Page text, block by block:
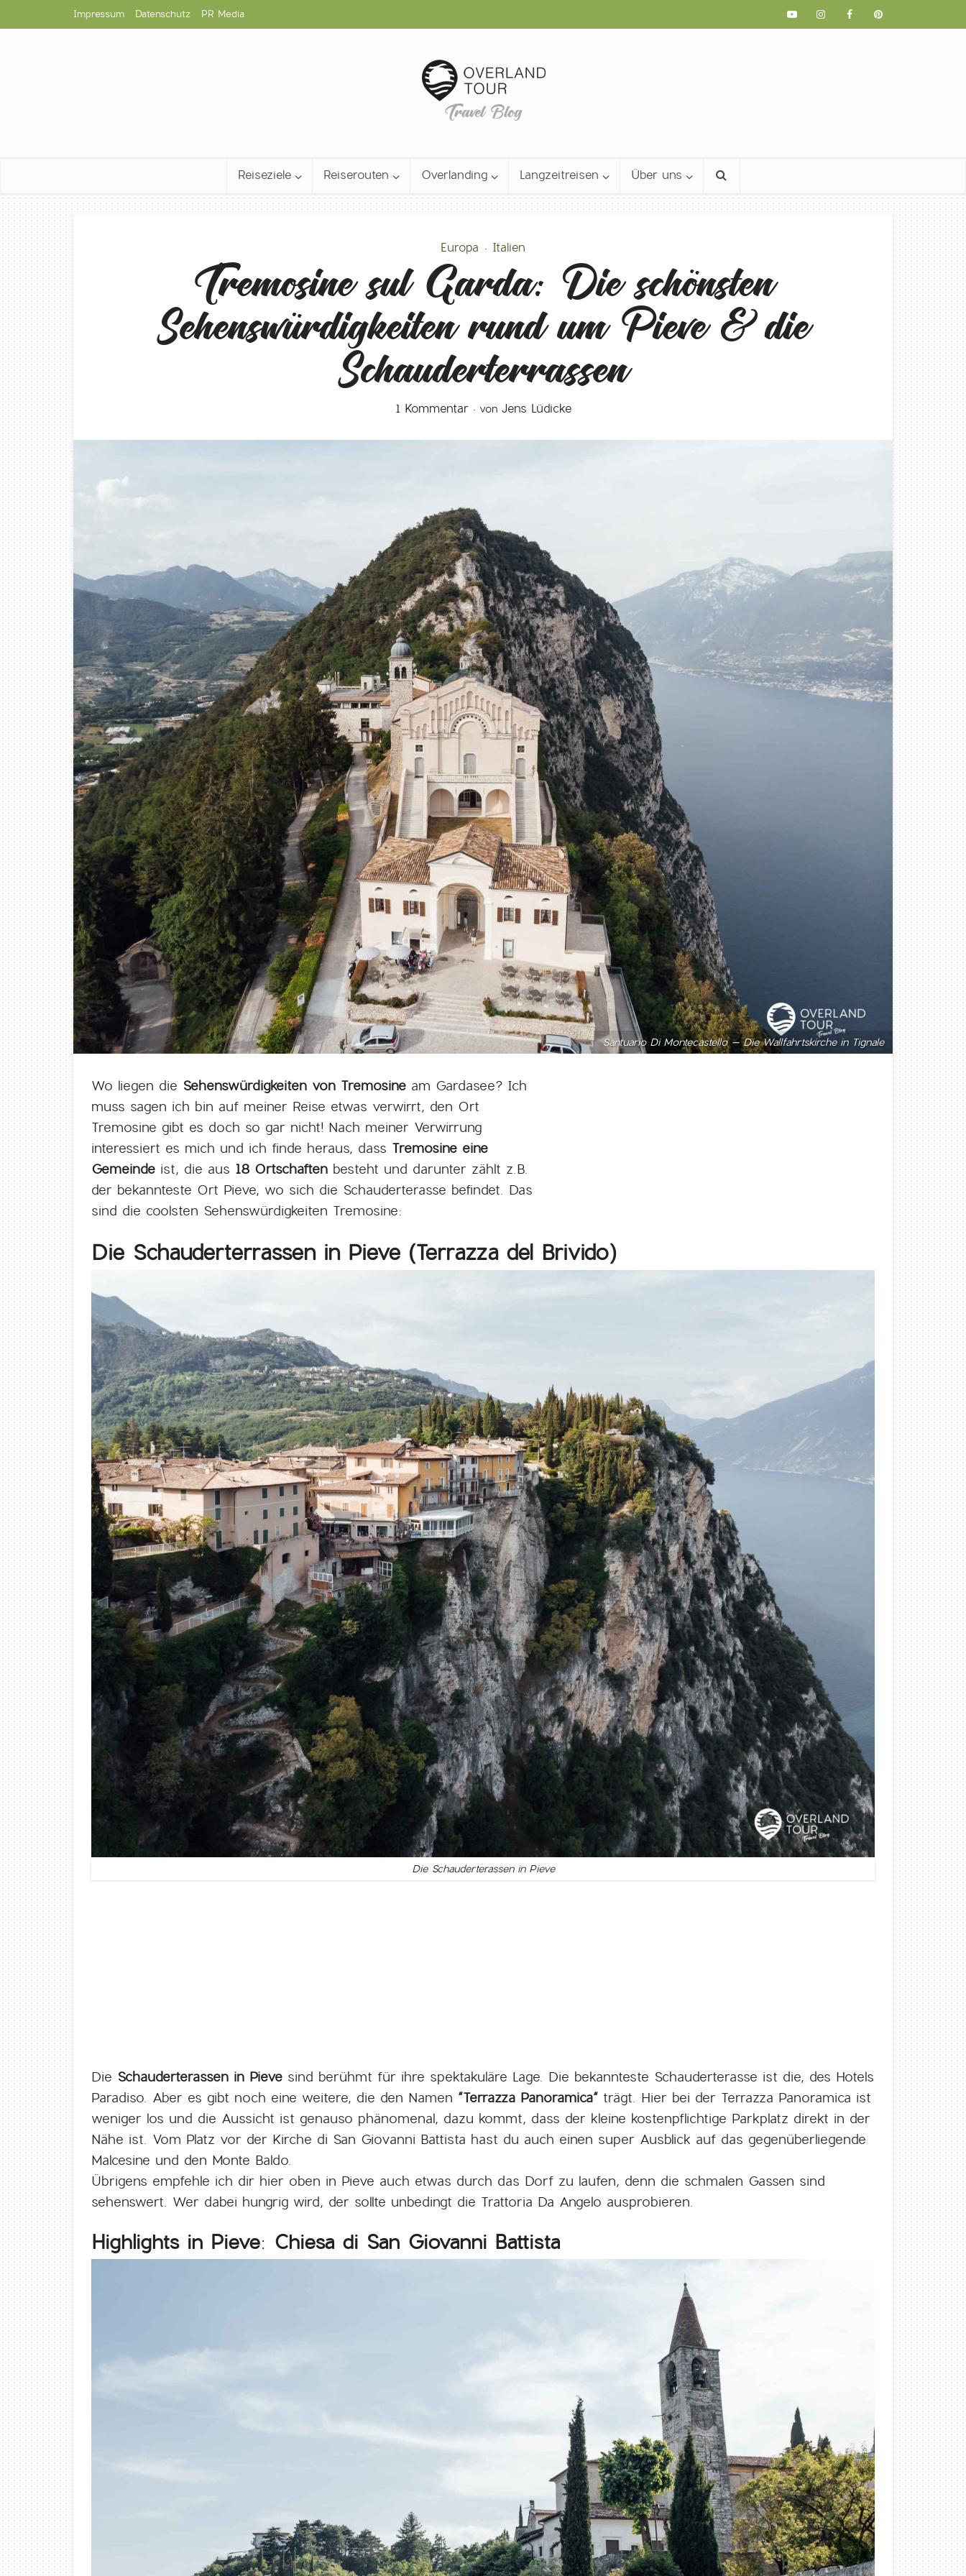
Impressum Datenschutz PR Media
Travel Blog
Reiseziele Reiserouten Overlanding Langzeitreisen Über uns
Europa • Italien
Tremosine sul Garda: Die schönsten
Sehenswürdigkeiten rund um Pieve & die
Schauderterrassen
1 Kommentar von Jens Lüdicke
Santuario Di Montecastello – Die Wallfahrtskirche in Tignale
Wo liegen die Sehenswürdigkeiten von Tremosine am Gardasee? Ich
muss sagen ich bin auf meiner Reise etwas verwirrt, den Ort
Tremosine gibt es doch so gar nicht! Nach meiner Verwirrung
interessiert es mich und ich finde heraus, dass Tremosine eine
Gemeinde ist, die aus 18 Ortschaften besteht und darunter zählt z.B.
der bekannteste Ort Pieve, wo sich die Schauderterasse befindet. Das
sind die coolsten Sehenswürdigkeiten Tremosine:
Die Schauderterrassen in Pieve (Terrazza del Brivido)
Die Schauderterassen in Pieve
Die Schauderterassen in Pieve sind berühmt für ihre spektakuläre Lage. Die bekannteste Schauderterasse ist die, des Hotels
Paradiso. Aber es gibt noch eine weitere, die den Namen “Terrazza Panoramica“ trägt. Hier bei der Terrazza Panoramica ist
weniger los und die Aussicht ist genauso phänomenal, dazu kommt, dass der kleine kostenpflichtige Parkplatz direkt in der
Nähe ist. Vom Platz vor der Kirche di San Giovanni Battista hast du auch einen super Ausblick auf das gegenüberliegende
Malcesine und den Monte Baldo.
Übrigens empfehle ich dir hier oben in Pieve auch etwas durch das Dorf zu laufen, denn die schmalen Gassen sind
sehenswert. Wer dabei hungrig wird, der sollte unbedingt die Trattoria Da Angelo ausprobieren.
Highlights in Pieve: Chiesa di San Giovanni Battista